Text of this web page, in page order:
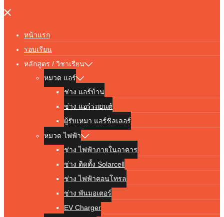
Close
หน้าแรก
รอบเรียน
หลักสูตร / วิชาเรียน
หมวด แอร์
ช่าง แอร์บ้าน
ช่าง แอร์รถยนต์
ผู้รับเหมา แอร์ชิลเลอร์
หมวด ไฟฟ้า
ช่าง ไฟฟ้าภายในอาคาร
ช่าง ติดตั้ง Solarcell
ช่าง ไฟฟ้าคอนโทรล
ช่าง พันมอเตอร์
EV Charger